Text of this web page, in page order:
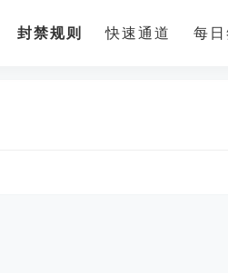
封禁规则 快速通道 每日